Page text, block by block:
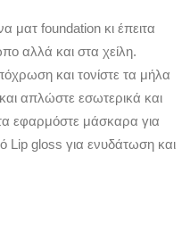
ματ foundation κι έπειτα
αλλά και στα χείλη.
και τονίστε τα μήλα
απλώστε εσωτερικά και
εφαρμόστε μάσκαρα για
Lip gloss για ενυδάτωση και